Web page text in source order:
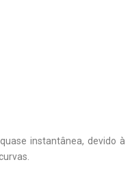
instantânea, devido à